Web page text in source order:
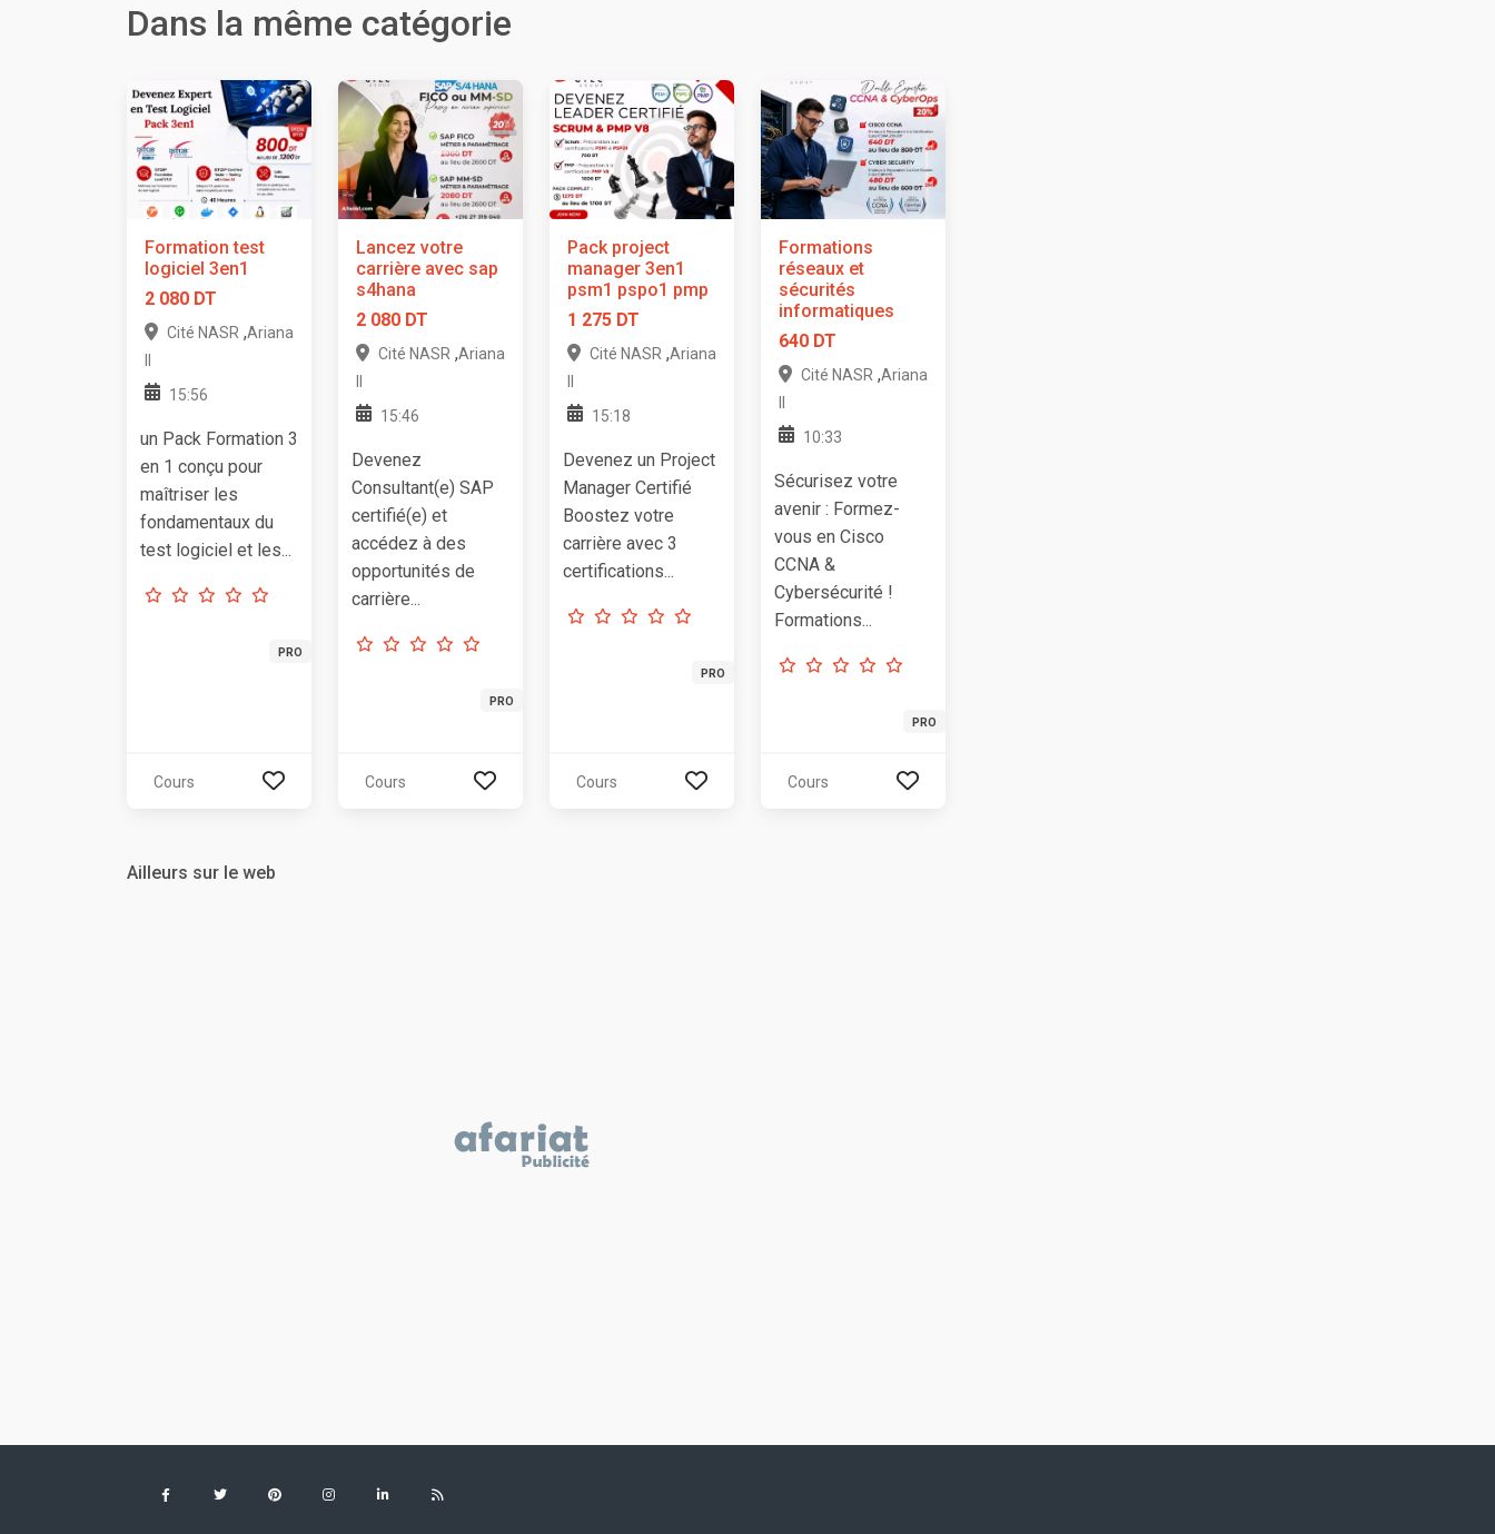
Dans la même catégorie
Formation test
logiciel 3en1
2 080 DT
Cité NASR
II
,Ariana
15:56
un Pack Formation 3
en 1 conçu pour
maîtriser les
fondamentaux du
test logiciel et les...
PRO
Cours
Lancez votre
carrière avec sap
s4hana
2 080 DT
Cité NASR
II
,Ariana
15:46
Devenez
Consultant(e) SAP
certifié(e) et
accédez à des
opportunités de
carrière...
PRO
Cours
Pack project
manager 3en1
psm1 pspo1 pmp
1 275 DT
Cité NASR
II
,Ariana
15:18
Devenez un Project
Manager Certifié
Boostez votre
carrière avec 3
certifications...
PRO
Cours
Formations
réseaux et
sécurités
informatiques
640 DT
Cité NASR
II
,Ariana
10:33
Sécurisez votre
avenir : Formez-
vous en Cisco
CCNA &
Cybersécurité !
Formations...
PRO
Cours
Ailleurs sur le web